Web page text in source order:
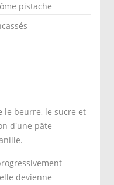
pistache
le beurre, le sucre et
d'une pâte
devienne